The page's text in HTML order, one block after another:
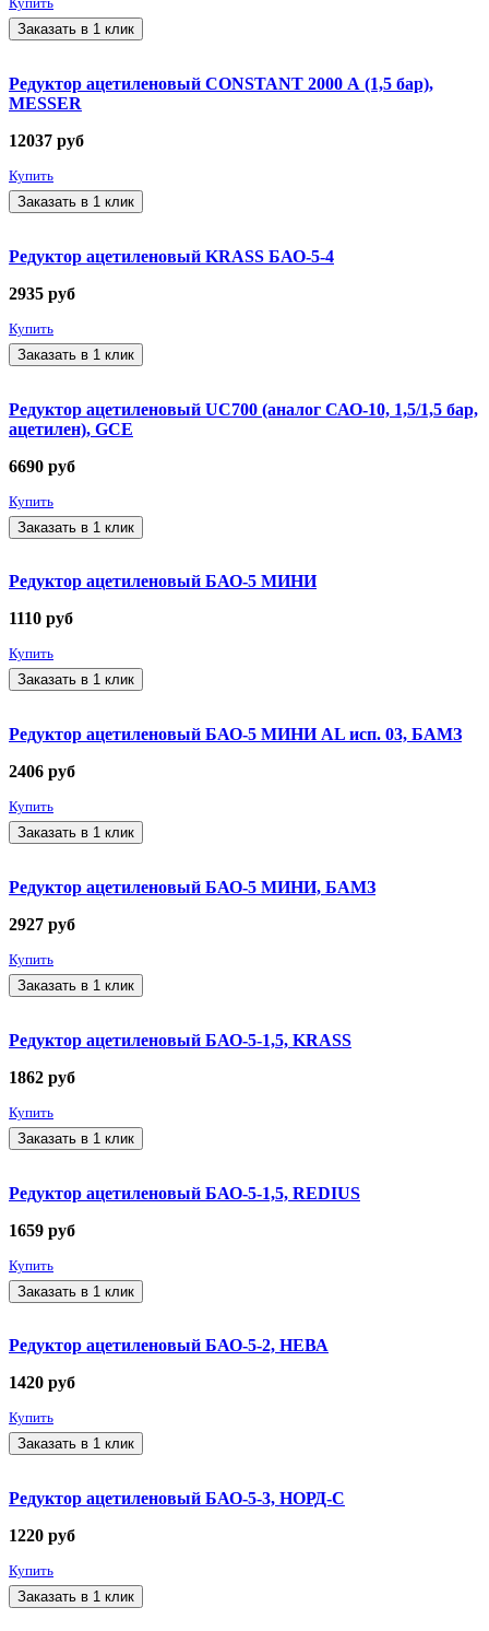
Купить
Заказать в 1 клик
Редуктор ацетиленовый CONSTANT 2000 А (1,5 бар),
MESSER
12037 руб
Купить
Заказать в 1 клик
Редуктор ацетиленовый KRASS БАО-5-4
2935 руб
Купить
Заказать в 1 клик
Редуктор ацетиленовый UC700 (аналог САО-10, 1,5/1,5 бар,
ацетилен), GCE
6690 руб
Купить
Заказать в 1 клик
Редуктор ацетиленовый БАО-5 МИНИ
1110 руб
Купить
Заказать в 1 клик
Редуктор ацетиленовый БАО-5 МИНИ AL исп. 03, БАМЗ
2406 руб
Купить
Заказать в 1 клик
Редуктор ацетиленовый БАО-5 МИНИ, БАМЗ
2927 руб
Купить
Заказать в 1 клик
Редуктор ацетиленовый БАО-5-1,5, KRASS
1862 руб
Купить
Заказать в 1 клик
Редуктор ацетиленовый БАО-5-1,5, REDIUS
1659 руб
Купить
Заказать в 1 клик
Редуктор ацетиленовый БАО-5-2, НЕВА
1420 руб
Купить
Заказать в 1 клик
Редуктор ацетиленовый БАО-5-3, НОРД-С
1220 руб
Купить
Заказать в 1 клик